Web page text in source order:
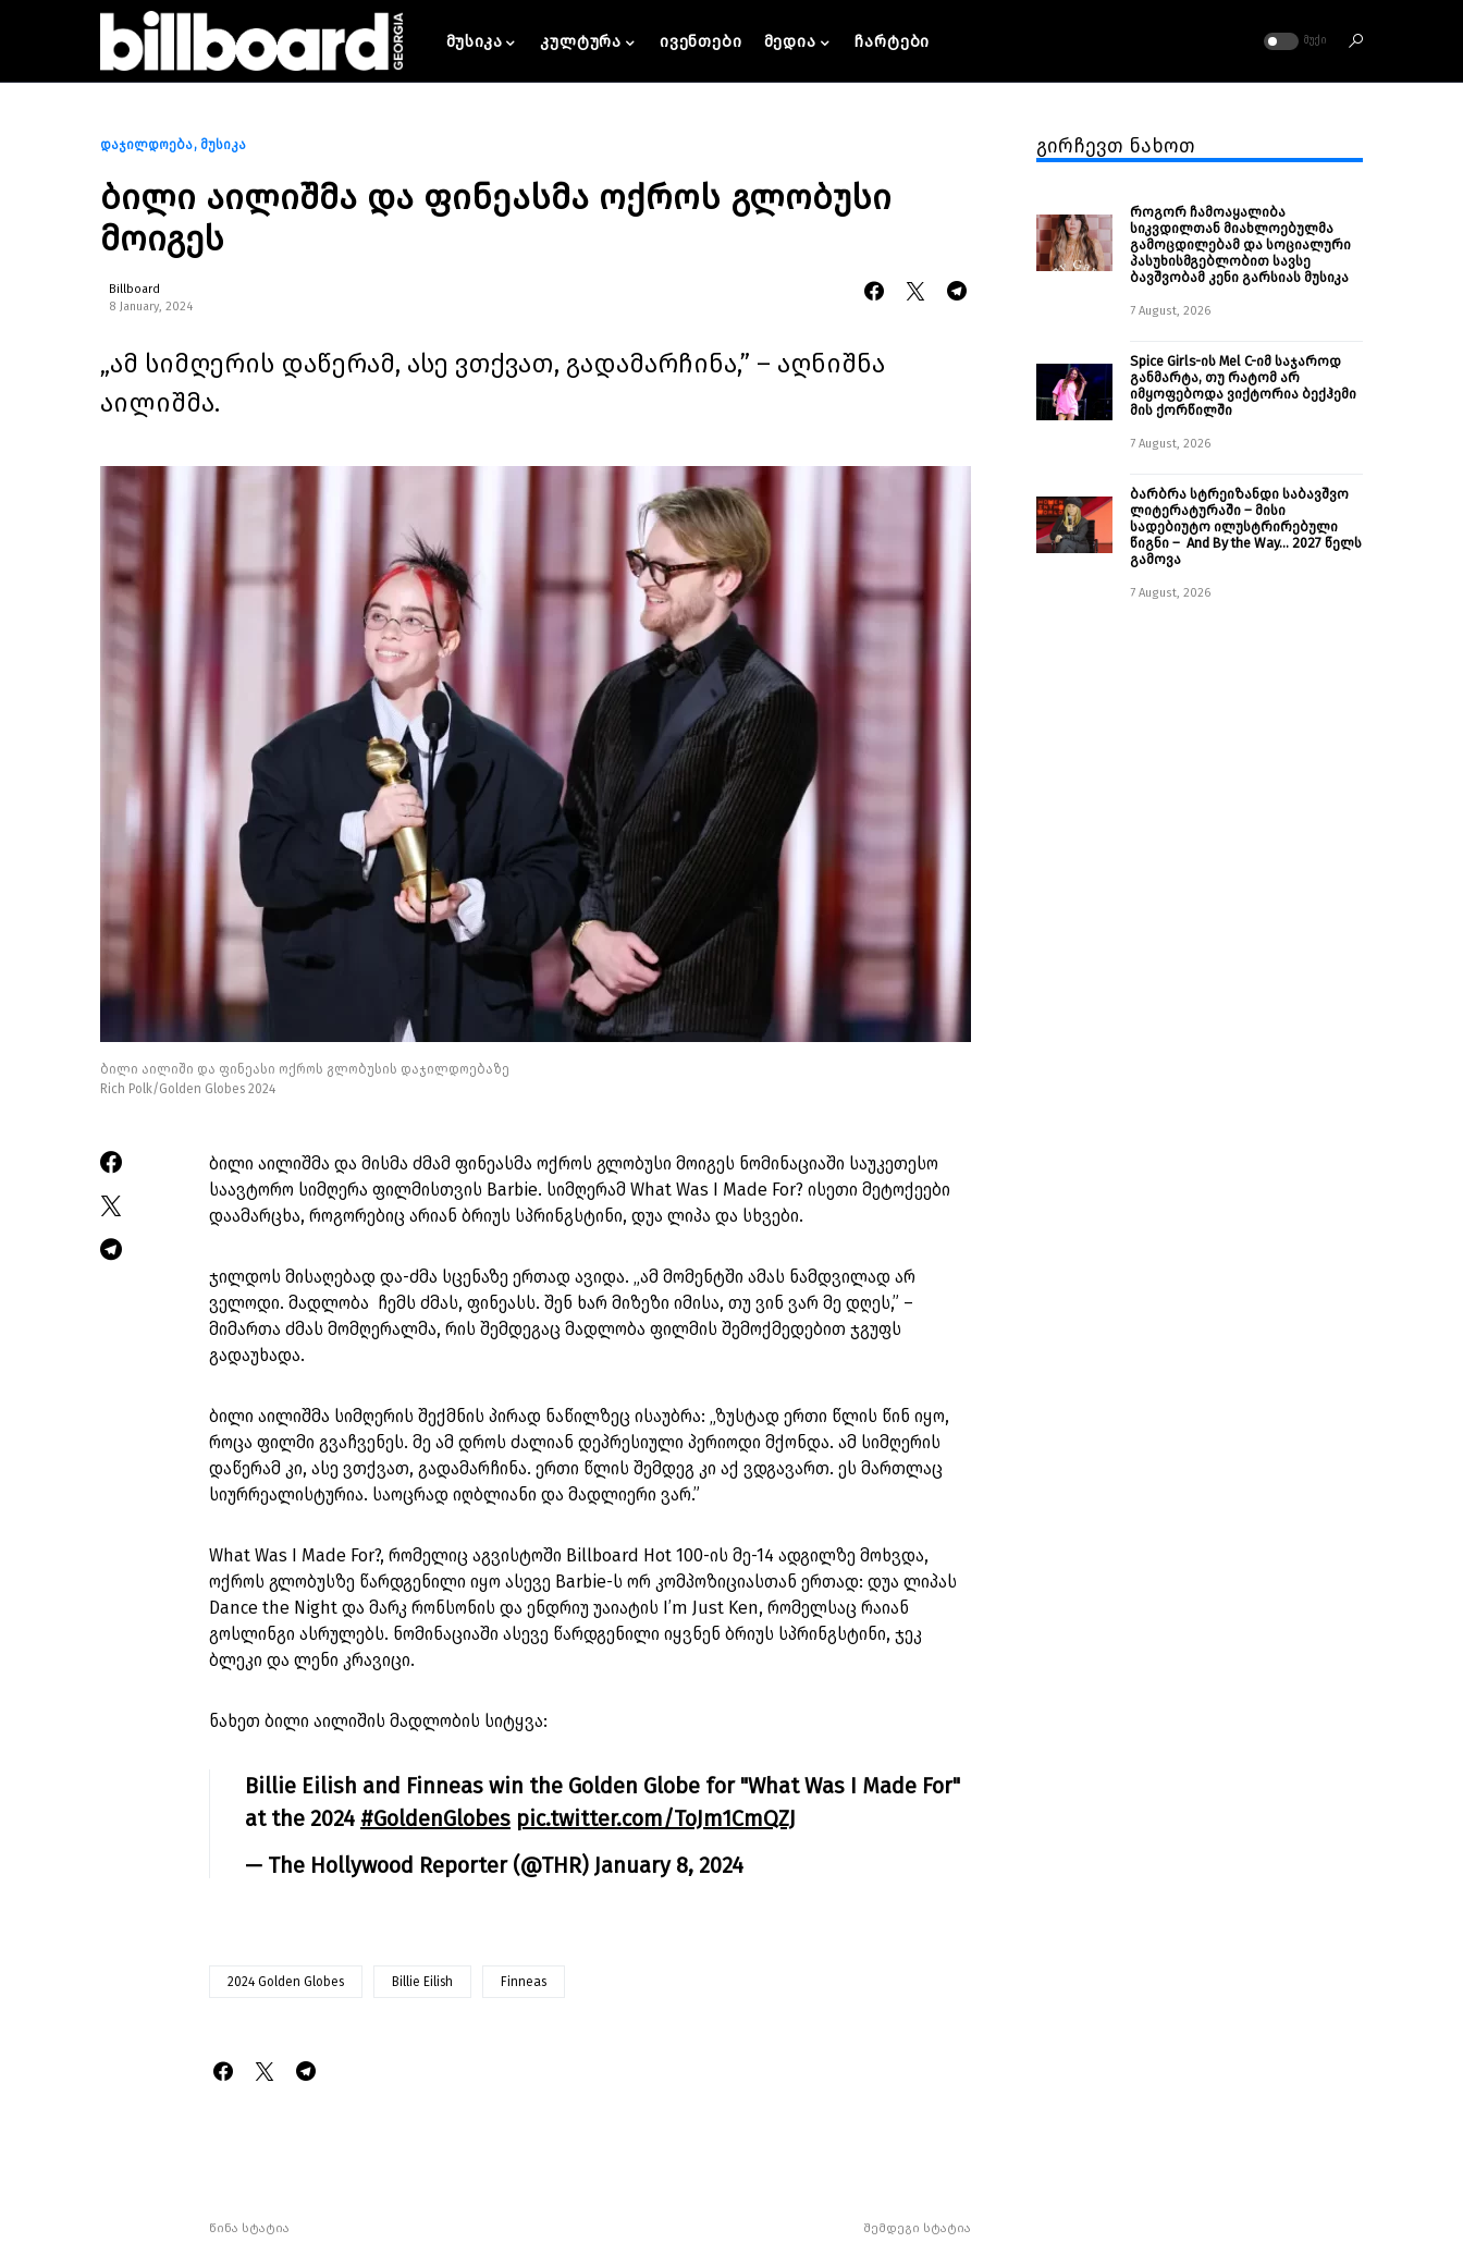
მუსიკა კულტურა ივენთები მედია ჩარტები ᲛᲣᲥᲘ
დაჯილდოება მუსიკა
ბილი აილიშმა და ფინეასმა ოქროს გლობუსი
მოიგეს
Billboard
8 January, 2024
„ამ სიმღერის დაწერამ, ასე ვთქვათ, გადამარჩინა,” – აღნიშნა
აილიშმა.
ბილი აილიში და ფინეასი ოქროს გლობუსის დაჯილდოებაზე
Rich Polk/Golden Globes 2024
ბილი აილიშმა და მისმა ძმამ ფინეასმა ოქროს გლობუსი მოიგეს ნომინაციაში საუკეთესო
საავტორო სიმღერა ფილმისთვის Barbie. სიმღერამ What Was I Made For? ისეთი მეტოქეები
დაამარცხა, როგორებიც არიან ბრიუს სპრინგსტინი, დუა ლიპა და სხვები.
ჯილდოს მისაღებად და-ძმა სცენაზე ერთად ავიდა. „ამ მომენტში ამას ნამდვილად არ
ველოდი. მადლობა ჩემს ძმას, ფინეასს. შენ ხარ მიზეზი იმისა, თუ ვინ ვარ მე დღეს,” –
მიმართა ძმას მომღერალმა, რის შემდეგაც მადლობა ფილმის შემოქმედებით ჯგუფს
გადაუხადა.
ბილი აილიშმა სიმღერის შექმნის პირად ნაწილზეც ისაუბრა: „ზუსტად ერთი წლის წინ იყო,
როცა ფილმი გვაჩვენეს. მე ამ დროს ძალიან დეპრესიული პერიოდი მქონდა. ამ სიმღერის
დაწერამ კი, ასე ვთქვათ, გადამარჩინა. ერთი წლის შემდეგ კი აქ ვდგავართ. ეს მართლაც
სიურრეალისტურია. საოცრად იღბლიანი და მადლიერი ვარ.”
What Was I Made For?, რომელიც აგვისტოში Billboard Hot 100-ის მე-14 ადგილზე მოხვდა,
ოქროს გლობუსზე წარდგენილი იყო ასევე Barbie-ს ორ კომპოზიციასთან ერთად: დუა ლიპას
Dance the Night და მარკ რონსონის და ენდრიუ უაიატის I’m Just Ken, რომელსაც რაიან
გოსლინგი ასრულებს. ნომინაციაში ასევე წარდგენილი იყვნენ ბრიუს სპრინგსტინი, ჯეკ
ბლეკი და ლენი კრავიცი.
ნახეთ ბილი აილიშის მადლობის სიტყვა:
Billie Eilish and Finneas win the Golden Globe for "What Was I Made For"
at the 2024 #GoldenGlobes pic.twitter.com/ToJm1CmQZJ
— The Hollywood Reporter (@THR) January 8, 2024
2024 Golden Globes Billie Eilish Finneas
წინა სტატია შემდეგი სტატია
გირჩევთ ნახოთ
როგორ ჩამოაყალიბა
სიკვდილთან მიახლოებულმა
გამოცდილებამ და სოციალური
პასუხისმგებლობით სავსე
ბავშვობამ კენი გარსიას მუსიკა
7 August, 2026
Spice Girls-ის Mel C-იმ საჯაროდ
განმარტა, თუ რატომ არ
იმყოფებოდა ვიქტორია ბექჰემი
მის ქორწილში
7 August, 2026
ბარბრა სტრეიზანდი საბავშვო
ლიტერატურაში – მისი
სადებიუტო ილუსტრირებული
წიგნი – And By the Way… 2027 წელს
გამოვა
7 August, 2026